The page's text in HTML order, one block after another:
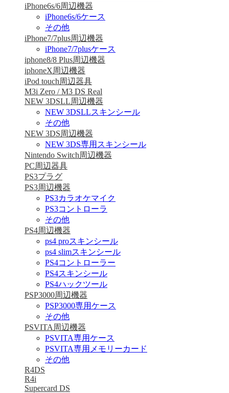
iPhone6s/6周辺機器
iPhone6s/6ケース
その他
iPhone7/7plus周辺機器
iPhone7/7plusケース
iphone8/8 Plus周辺機器
iphoneX周辺機器
iPod touch周辺器具
M3i Zero / M3 DS Real
NEW 3DSLL周辺機器
NEW 3DSLLスキンシール
その他
NEW 3DS周辺機器
NEW 3DS専用スキンシール
Nintendo Switch周辺機器
PC周辺器具
PS3プラグ
PS3周辺機器
PS3カラオケマイク
PS3コントローラ
その他
PS4周辺機器
ps4 proスキンシール
ps4 slimスキンシール
PS4コントローラー
PS4スキンシール
PS4ハックツール
PSP3000周辺機器
PSP3000専用ケース
その他
PSVITA周辺機器
PSVITA専用ケース
PSVITA専用メモリーカード
その他
R4DS
R4i
Supercard DS